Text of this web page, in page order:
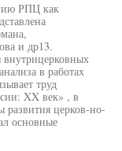
РПЦ как
и др13.
в работах
труд
XX век» , в
развития церков-но-
основные